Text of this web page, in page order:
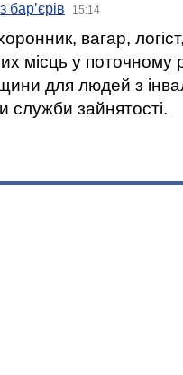
бар’єрів 15:14
вагар,
місць у
для людей з
служби зайнятості.